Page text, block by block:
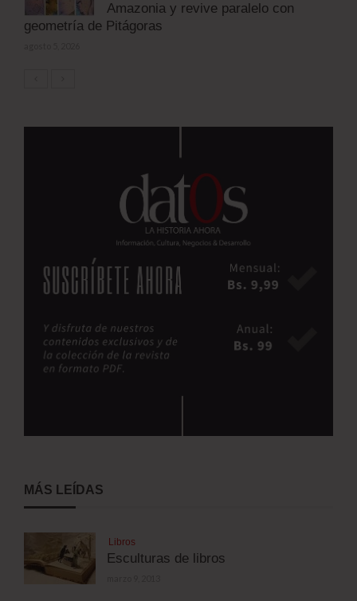
Amazonia y revive paralelo con
geometría de Pitágoras
MÁS LEÍDAS
Libros
Esculturas de libros